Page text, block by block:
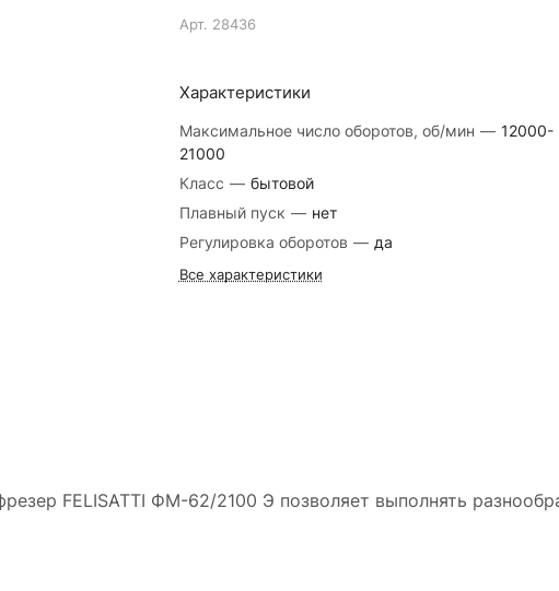
Арт. 28436
Характеристики
Максимальное число оборотов, об/мин — 12000-
21000
Класс — бытовой
Плавный пуск — нет
Регулировка оборотов — да
Все характеристики
FELISATTI ФМ-62/2100 Э позволяет выполнять